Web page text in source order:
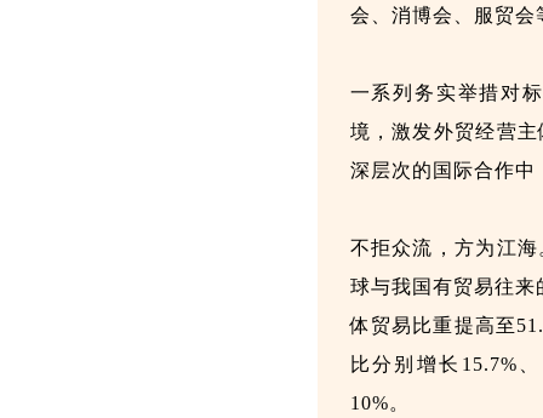
会、消博会、服贸
一系列务实举措对
境，激发外贸经营
深层次的国际合作
不拒众流，方为江
球与我国有贸易往来
体贸易比重提高至
比分别增长15.7%
10%。